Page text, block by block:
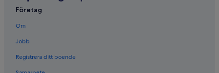
Företag
Om
Jobb
Registrera ditt boende